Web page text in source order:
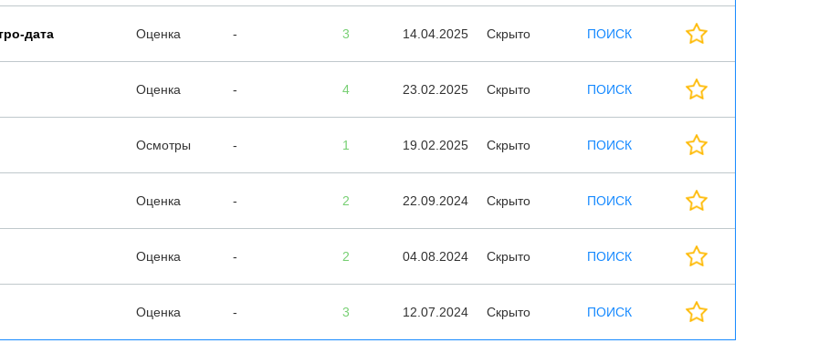
дата Оценка - 3 14.04.2025 Скрыто ПОИСК
Оценка - 4 23.02.2025 Скрыто ПОИСК
Осмотры - 1 19.02.2025 Скрыто ПОИСК
Оценка - 2 22.09.2024 Скрыто ПОИСК
Оценка - 2 04.08.2024 Скрыто ПОИСК
Оценка - 3 12.07.2024 Скрыто ПОИСК